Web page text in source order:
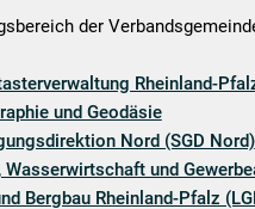
der
Rheinland-
und Geodäsie
Nord (SGD Nord)
und
Bergbau Rheinland-Pfalz